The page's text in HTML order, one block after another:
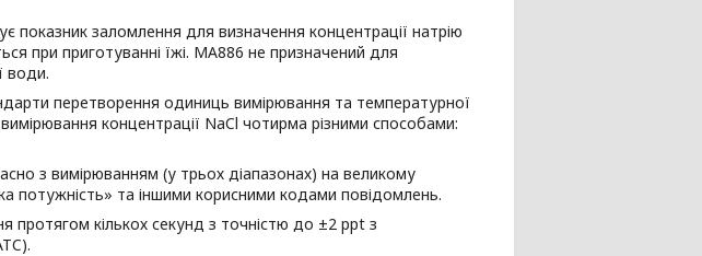
показник заломлення для визначення концентрації натрію
при приготуванні їжі. MA886 не призначений для
води.
перетворення одиниць вимірювання та температурної
концентрації NaCl чотирма різними способами:
з вимірюванням (у трьох діапазонах) на великому
потужність» та іншими корисними кодами повідомлень.
кількох секунд з точністю до ±2 ppt з